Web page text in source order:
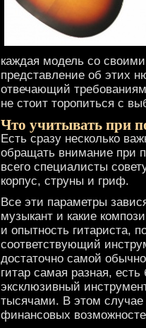
каждая модель со
представление об этих
отвечающий
не стоит торопиться с
Что учитывать при
Есть сразу несколько
обращать внимание при
всего специалисты
корпус, струны и гриф.
Все эти параметры
музыкант и какие
и опытность гитариста,
соответствующий
достаточно самой
гитар самая разная,
эксклюзивный
тысячами. В этом случае
финансовых